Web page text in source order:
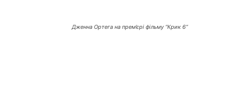
Дженна Ортега на прем’єрі фільму “Крик 6”